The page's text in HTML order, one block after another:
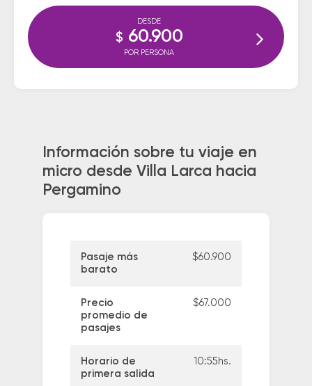
DESDE
$ 60.900
POR PERSONA
Información sobre tu viaje en
micro desde Villa Larca hacia
Pergamino
Pasaje más
barato
$60.900
Precio
promedio de
pasajes
$67.000
Horario de
primera salida
10:55hs.